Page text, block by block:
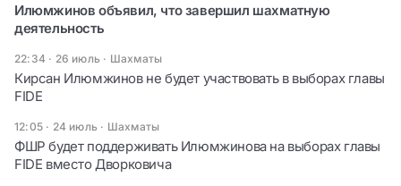
Илюмжинов объявил, что завершил шахматную
деятельность
22:34 · 26 июль · Шахматы
Кирсан Илюмжинов не будет участвовать в выборах главы
FIDE
12:05 · 24 июль · Шахматы
ФШР будет поддерживать Илюмжинова на выборах главы
FIDE вместо Дворковича